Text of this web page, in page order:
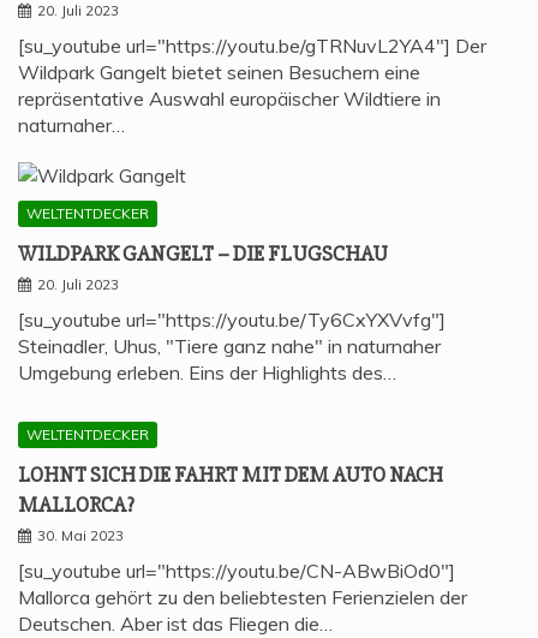
20. Juli 2023
[su_youtube url="https://youtu.be/gTRNuvL2YA4"] Der
Wildpark Gangelt bietet seinen Besuchern eine
repräsentative Auswahl europäischer Wildtiere in
naturnaher…
WELTENTDECKER
WILD­PARK GAN­GELT – DIE FLUGSCHAU
20. Juli 2023
[su_youtube url="https://youtu.be/Ty6CxYXVvfg"]
Steinadler, Uhus, "Tiere ganz nahe" in naturnaher
Umgebung erleben. Eins der Highlights des…
WELTENTDECKER
LOHNT SICH DIE FAHRT MIT DEM AUTO NACH
MALLORCA?
30. Mai 2023
[su_youtube url="https://youtu.be/CN-ABwBiOd0"]
Mallorca gehört zu den beliebtesten Ferienzielen der
Deutschen. Aber ist das Fliegen die…